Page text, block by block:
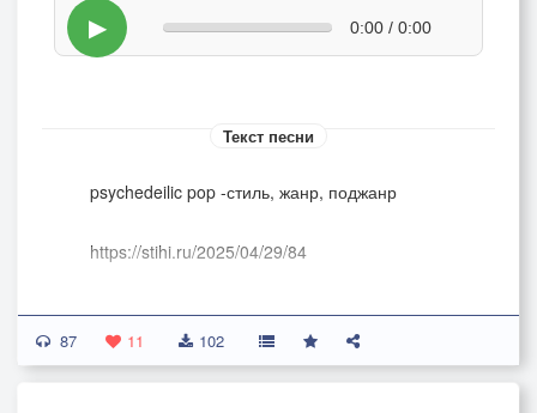
▶ 0:00 / 0:00
Текст песни
psychedeilic pop -стиль, жанр, поджанр
https://stihi.ru/2025/04/29/84
О, люди …
Имя вам ничтожество и имя вам Высота
87 11 102